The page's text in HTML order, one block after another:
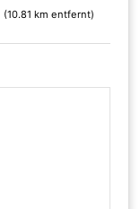
(10.81 km entfernt)